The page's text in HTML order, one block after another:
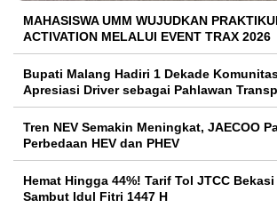
MAHASISWA UMM WUJUDKAN
ACTIVATION MELALUI EVENT TRAX 2026
Bupati Malang Hadiri 1 Dekade
Apresiasi Driver sebagai Pahlawan
Tren NEV Semakin Meningkat, JAECOO
Perbedaan HEV dan PHEV
Hemat Hingga 44%! Tarif Tol JTCC
Sambut Idul Fitri 1447 H